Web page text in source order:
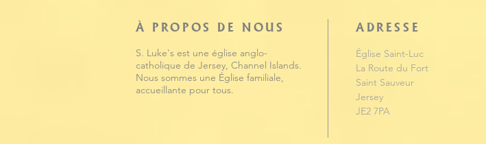
À PROPOS DE NOUS
S. Luke's est une église anglo-
catholique de Jersey, Channel Islands.
Nous sommes une Église familiale,
accueillante pour tous.
ADRESSE
Église Saint-Luc
La Route du Fort
Saint Sauveur
Jersey
JE2 7PA